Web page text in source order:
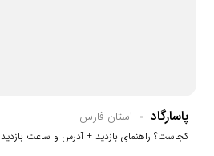
پاسارگاد استان فارس
کجاست؟ راهنمای بازدید + آدرس و ساعت بازدید